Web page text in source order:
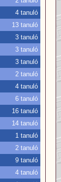
4 tanuló
13 tanuló
3 tanuló
3 tanuló
3 tanuló
2 tanuló
4 tanuló
6 tanuló
16 tanuló
14 tanuló
1 tanuló
2 tanuló
9 tanuló
4 tanuló